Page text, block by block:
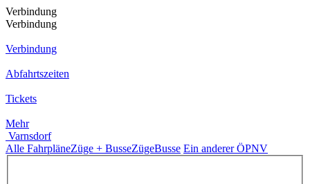
Verbindung
Verbindung
Verbindung
Abfahrtszeiten
Tickets
Mehr
Varnsdorf
Alle FahrpläneZüge + BusseZügeBusse Ein anderer ÖPNV